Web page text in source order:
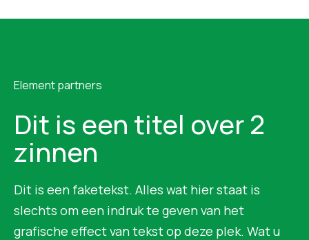
Element partners
Dit is een titel over 2
zinnen
Dit is een faketekst. Alles wat hier staat is
slechts om een indruk te geven van het
grafische effect van tekst op deze plek. Wat u